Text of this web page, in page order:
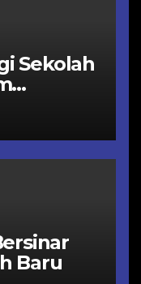
Sekolah
Baru